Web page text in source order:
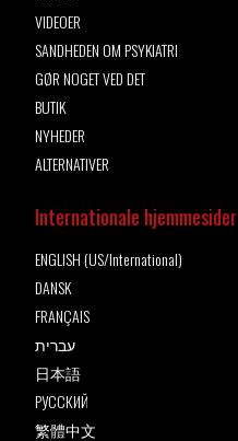
VIDEOER
SANDHEDEN OM PSYKIATRI
GØR NOGET VED DET
BUTIK
NYHEDER
ALTERNATIVER
Internationale hjemmesider
ENGLISH (US/International)
DANSK
FRANÇAIS
עברית
日本語
РУССКИЙ
繁體中文